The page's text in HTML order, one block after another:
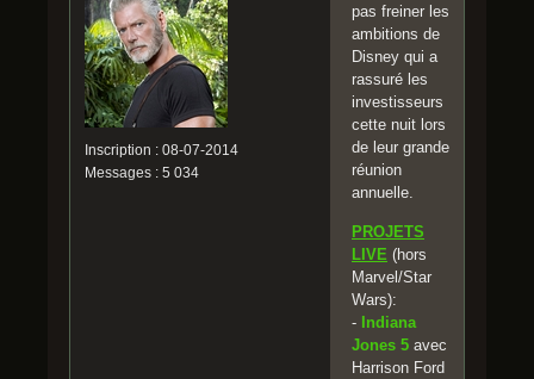
Inscription : 08-07-2014
Messages : 5 034
pas freiner les
ambitions de
Disney qui a
rassuré les
investisseurs
cette nuit lors
de leur grande
réunion
annuelle.
PROJETS
LIVE (hors
Marvel/Star
Wars):
- Indiana
Jones 5 avec
Harrison Ford